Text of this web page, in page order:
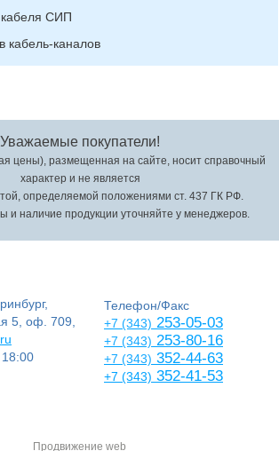
СИП
кабель-каналов
Уважаемые покупатели!
цены), размещенная на сайте, носит справочный
характер и не является
определяемой положениями ст. 437 ГК РФ.
и наличие продукции уточняйте у менеджеров.
5, оф. 709,
Телефон/Факс
+7 (343) 253-05-03
+7 (343) 253-80-16
+7 (343) 352-44-63
+7 (343) 352-41-53
Продвижение web